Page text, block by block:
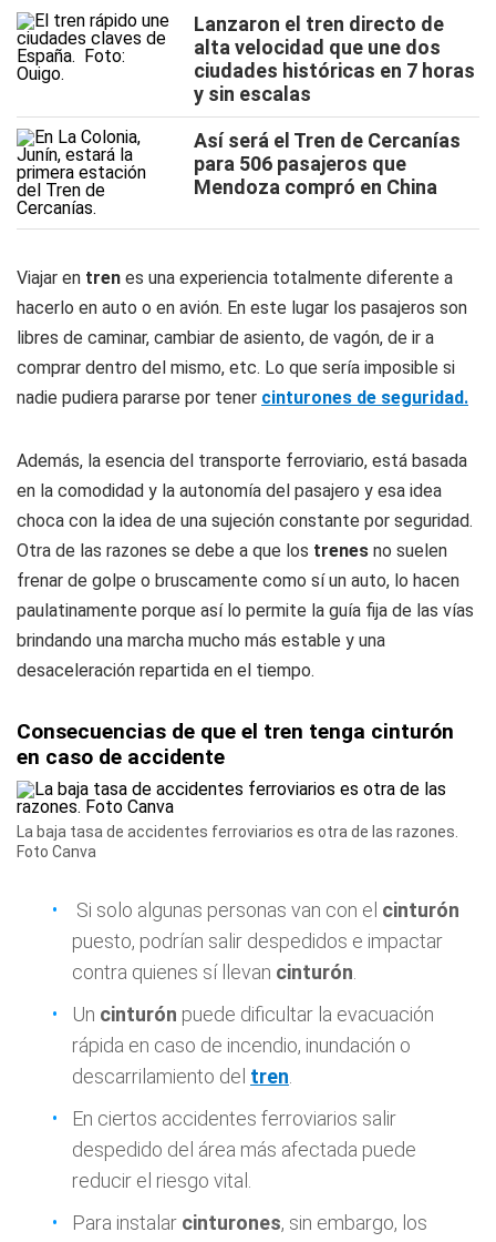
Lanzaron el tren directo de
alta velocidad que une dos
ciudades históricas en 7 horas
y sin escalas
Así será el Tren de Cercanías
para 506 pasajeros que
Mendoza compró en China
Viajar en tren es una experiencia totalmente diferente a
hacerlo en auto o en avión. En este lugar los pasajeros son
libres de caminar, cambiar de asiento, de vagón, de ir a
comprar dentro del mismo, etc. Lo que sería imposible si
nadie pudiera pararse por tener cinturones de seguridad.
Además, la esencia del transporte ferroviario, está basada
en la comodidad y la autonomía del pasajero y esa idea
choca con la idea de una sujeción constante por seguridad.
Otra de las razones se debe a que los trenes no suelen
frenar de golpe o bruscamente como sí un auto, lo hacen
paulatinamente porque así lo permite la guía fija de las vías
brindando una marcha mucho más estable y una
desaceleración repartida en el tiempo.
Consecuencias de que el tren tenga cinturón
en caso de accidente
La baja tasa de accidentes ferroviarios es otra de las razones.
Foto Canva
Si solo algunas personas van con el cinturón
puesto, podrían salir despedidos e impactar
contra quienes sí llevan cinturón
Un cinturón puede dificultar la evacuación
rápida en caso de incendio, inundación o
descarrilamiento del tren
En ciertos accidentes ferroviarios salir
despedido del área más afectada puede
reducir el riesgo vital.
Para instalar cinturones, sin embargo, los